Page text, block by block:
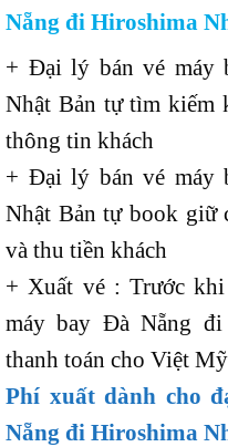
Nẵng đi Hiroshima
+ Đại lý bán vé máy
Nhật Bản tự tìm kiếm
thông tin khách
+ Đại lý bán vé máy
Nhật Bản tự book giữ
và thu tiền khách
+ Xuất vé : Trước
máy bay Đà Nẵng đi
thanh toán cho Việt
Phí xuất dành cho
Nẵng đi Hiroshima